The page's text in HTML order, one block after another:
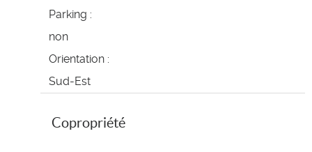
Parking :
non
Orientation :
Sud-Est
Copropriété